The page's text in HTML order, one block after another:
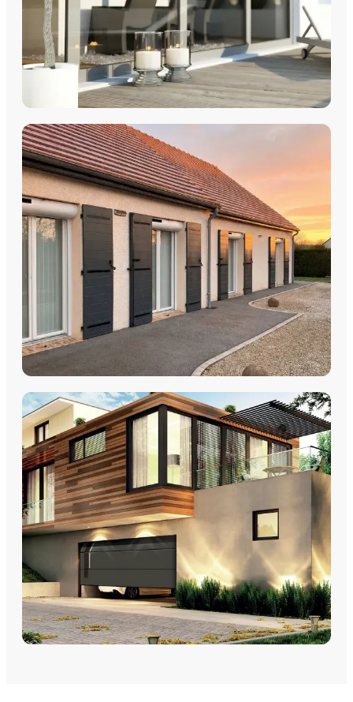
COULISSANTS & BAIES VITRÉES
Coulissants Aluminium
Découvrez nos Baies coulissantes et portes-fenêtres
aluminium avec pose par les équipes Plein Jour Habitat.
DÉCOUVRIR
VOLETS
Volets Roulants Volets Coulissants Volets Battants
Découvrez nos volets roulants, coulissants et battants avec
pose par les équipes Plein Jour Habitat.
DÉCOUVRIR